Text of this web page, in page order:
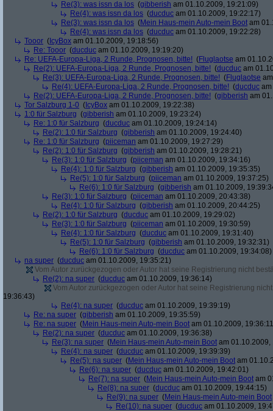
Re(3): was issn da los (gibberish am 01.10.2009, 19:21:09)
Re(4): was issn da los (ducduc am 01.10.2009, 19:22:17)
Re(3): was issn da los (Mein Haus-mein Auto-mein Boot am
Re(4): was issn da los (ducduc am 01.10.2009, 19:22:28)
Tooor ( IcyBox am 01.10.2009, 19:18:56)
Re: Tooor (ducduc am 01.10.2009, 19:19:20)
Re: UEFA-Europa-Liga, 2 Runde, Prognosen, bitte! (Fluglaotse am
Re(2): UEFA-Europa-Liga, 2 Runde, Prognosen, bitte! (ducduc am
Re(3): UEFA-Europa-Liga, 2 Runde, Prognosen, bitte! (Fluglaotse
Re(4): UEFA-Europa-Liga, 2 Runde, Prognosen, bitte! (ducduc
Re(2): UEFA-Europa-Liga, 2 Runde, Prognosen, bitte! (gibberish am
Tor Salzburg 1-0 ( IcyBox am 01.10.2009, 19:22:38)
1:0 für Salzburg (gibberish am 01.10.2009, 19:23:24)
Re: 1:0 für Salzburg (ducduc am 01.10.2009, 19:24:14)
Re(2): 1:0 für Salzburg (gibberish am 01.10.2009, 19:24:40)
Re: 1:0 für Salzburg (piiceman am 01.10.2009, 19:27:29)
Re(2): 1:0 für Salzburg (gibberish am 01.10.2009, 19:28:21)
Re(3): 1:0 für Salzburg (piiceman am 01.10.2009, 19:34:16)
Re(4): 1:0 für Salzburg (gibberish am 01.10.2009, 19:35:35)
Re(5): 1:0 für Salzburg (piiceman am 01.10.2009, 19:37:25)
Re(6): 1:0 für Salzburg (gibberish am 01.10.2009,
Re(3): 1:0 für Salzburg (piiceman am 01.10.2009, 20:43:38)
Re(4): 1:0 für Salzburg (gibberish am 01.10.2009, 20:44:25)
Re(2): 1:0 für Salzburg (ducduc am 01.10.2009, 19:29:02)
Re(3): 1:0 für Salzburg (piiceman am 01.10.2009, 19:30:59)
Re(4): 1:0 für Salzburg (ducduc am 01.10.2009, 19:31:40)
Re(5): 1:0 für Salzburg (gibberish am 01.10.2009, 19:32:31)
Re(6): 1:0 für Salzburg (ducduc am 01.10.2009, 19:34:08)
na super (ducduc am 01.10.2009, 19:35:21)
Vom Autor zurückgezogen oder Autor hat seine Registrierung nicht
Re(2): na super (ducduc am 01.10.2009, 19:36:14)
Vom Autor zurückgezogen oder Autor hat seine Registrierung
19:36:43)
Re(4): na super (ducduc am 01.10.2009, 19:39:19)
Re: na super (gibberish am 01.10.2009, 19:35:59)
Re: na super (Mein Haus-mein Auto-mein Boot am 01.10.2009,
Re(2): na super (ducduc am 01.10.2009, 19:36:38)
Re(3): na super (Mein Haus-mein Auto-mein Boot am 01.10.2009,
Re(4): na super (ducduc am 01.10.2009, 19:39:39)
Re(5): na super (Mein Haus-mein Auto-mein Boot am
Re(6): na super (ducduc am 01.10.2009, 19:42:01)
Re(7): na super (Mein Haus-mein Auto-mein Boot am
Re(8): na super (ducduc am 01.10.2009, 19:44:15)
Re(9): na super (Mein Haus-mein Auto-mein Boot
Re(10): na super (ducduc am 01.10.2009,